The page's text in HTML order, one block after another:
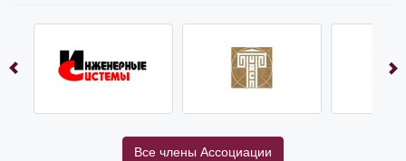
Все члены Ассоциации